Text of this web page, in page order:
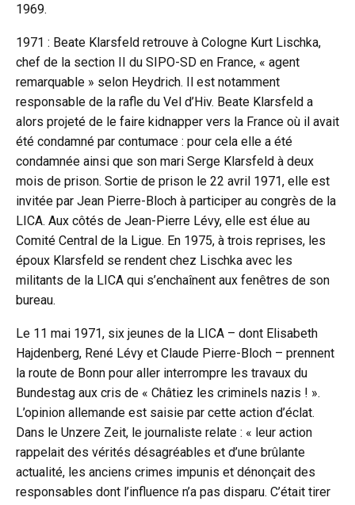
1969.
1971 : Beate Klarsfeld retrouve à Cologne Kurt Lischka,
chef de la section II du SIPO-SD en France, « agent
remarquable » selon Heydrich. Il est notamment
responsable de la rafle du Vel d’Hiv. Beate Klarsfeld a
alors projeté de le faire kidnapper vers la France où il avait
été condamné par contumace : pour cela elle a été
condamnée ainsi que son mari Serge Klarsfeld à deux
mois de prison. Sortie de prison le 22 avril 1971, elle est
invitée par Jean Pierre-Bloch à participer au congrès de la
LICA. Aux côtés de Jean-Pierre Lévy, elle est élue au
Comité Central de la Ligue. En 1975, à trois reprises, les
époux Klarsfeld se rendent chez Lischka avec les
militants de la LICA qui s’enchaînent aux fenêtres de son
bureau.
Le 11 mai 1971, six jeunes de la LICA – dont Elisabeth
Hajdenberg, René Lévy et Claude Pierre-Bloch – prennent
la route de Bonn pour aller interrompre les travaux du
Bundestag aux cris de « Châtiez les criminels nazis ! ».
L’opinion allemande est saisie par cette action d’éclat.
Dans le Unzere Zeit, le journaliste relate : « leur action
rappelait des vérités désagréables et d’une brûlante
actualité, les anciens crimes impunis et dénonçait des
responsables dont l’influence n’a pas disparu. C’était tirer